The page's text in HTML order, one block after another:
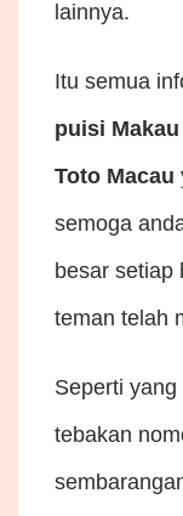
lainnya.
Itu semua
puisi Makau
Toto Macau
semoga
besar setiap
teman telah
Seperti
tebakan